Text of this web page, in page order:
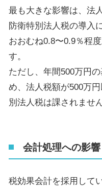
最も大きな影響は、法
防衛特別法人税の導入
おおむね0.8〜0.9％程
す。
ただし、年間500万円
め、法人税額が500万
別法人税は課されません
会計処理への影響
税効果会計を採用して